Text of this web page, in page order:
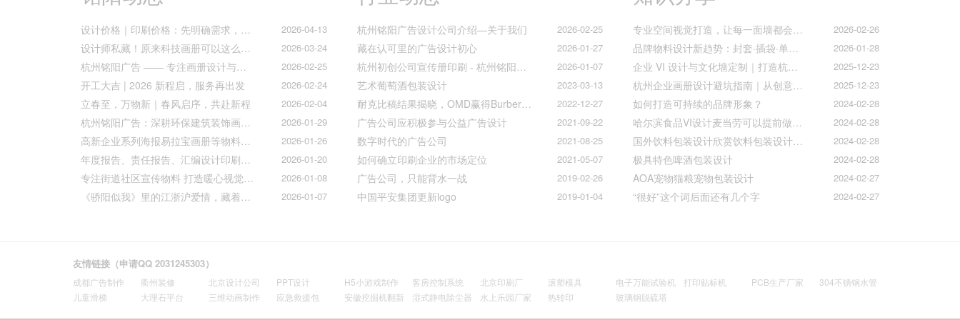
2026-04-13
设计价格｜印刷价格：先明确需求，再精准报价
2026-03-24
设计师私藏！原来科技画册可以这么好看！
2026-02-25
杭州铭阳广告 —— 专注画册设计与文化墙全案落地
2026-02-24
开工大吉 | 2026 新程启，服务再出发
2026-02-04
立春至，万物新｜春风启序，共赴新程
2026-01-29
杭州铭阳广告：深耕环保建筑装饰画册设计，赋能空间美学与可持续发展
2026-01-26
高新企业系列海报易拉宝画册等物料火热上线
2026-01-20
年度报告、责任报告、汇编设计印刷的宝子们集合！
2026-01-08
专注街道社区宣传物料 打造暖心视觉传达
2026-01-07
《骄阳似我》里的江浙沪爱情，藏着我们最懂的温柔与默契
2026-02-25
杭州铭阳广告设计公司介绍—关于我们
2026-01-27
藏在认可里的广告设计初心
2026-01-07
杭州初创公司宣传册印刷 - 杭州铭阳广告一站式解决方案
2023-03-13
艺术葡萄酒包装设计
2022-12-27
耐克比稿结果揭晓，OMD赢得Burberry全球媒介业务（转自广告狂人日报）
2021-09-22
广告公司应积极参与公益广告设计
2021-08-25
数字时代的广告公司
2021-05-07
如何确立印刷企业的市场定位
2019-02-26
广告公司，只能背水一战
2019-01-04
中国平安集团更新logo
2026-02-26
专业空间视觉打造，让每一面墙都会说话
2026-01-28
品牌物料设计新趋势：封套·插袋·单页折页的质感升级之道
2025-12-23
企业 VI 设计与文化墙定制｜打造杭州本土品牌专属视觉符号
2025-12-23
杭州企业画册设计避坑指南｜从创意到印刷的全流程把控
2024-02-28
如何打造可持续的品牌形象？
2024-02-28
哈尔滨食品VI设计麦当劳可以提前做好准备工作促进挪动购买
2024-02-28
国外饮料包装设计欣赏饮料包装设计公司的包装设计
2024-02-28
极具特色啤酒包装设计
2024-02-27
AOA宠物猫粮宠物包装设计
2024-02-27
“很好”这个词后面还有几个字
友情链接（申请QQ 2031245303）
成都广告制作 衢州装修 北京设计公司 PPT设计 H5小游戏制作 客房控制系统 北京印刷厂 滚塑模具 电子万能试验机 打印贴标机 PCB生产厂家
304不锈钢水管
儿童滑梯
大理石平台 三维动画制作 应急救援包 安徽挖掘机翻新 湿式静电除尘器 水上乐园厂家 热转印 玻璃钢脱硫塔